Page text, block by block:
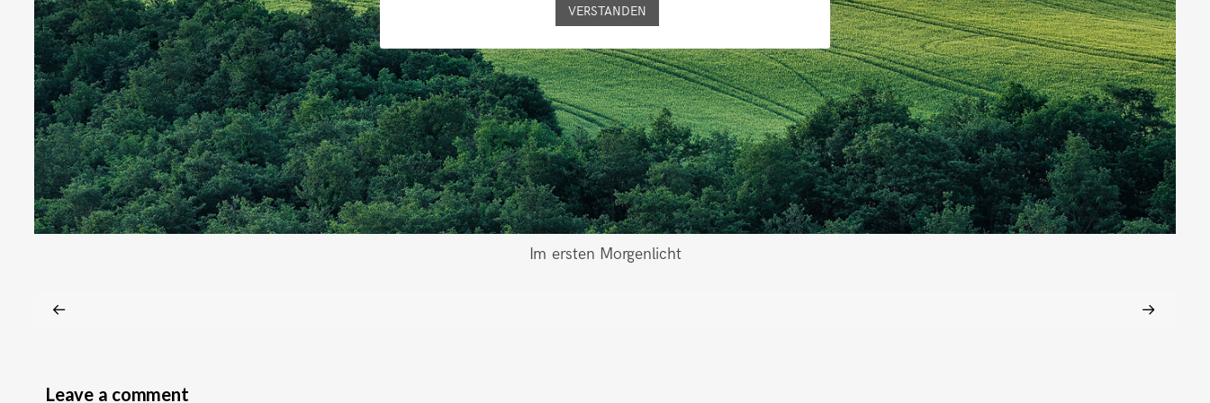
Im ersten Morgenlicht
Leave a comment
VERSTANDEN